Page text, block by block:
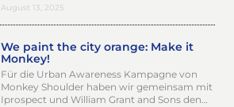
August 13, 2025
We paint the city orange: Make it
Monkey!
Für die Urban Awareness Kampagne von
Monkey Shoulder haben wir gemeinsam mit
Iprospect und William Grant and Sons den…